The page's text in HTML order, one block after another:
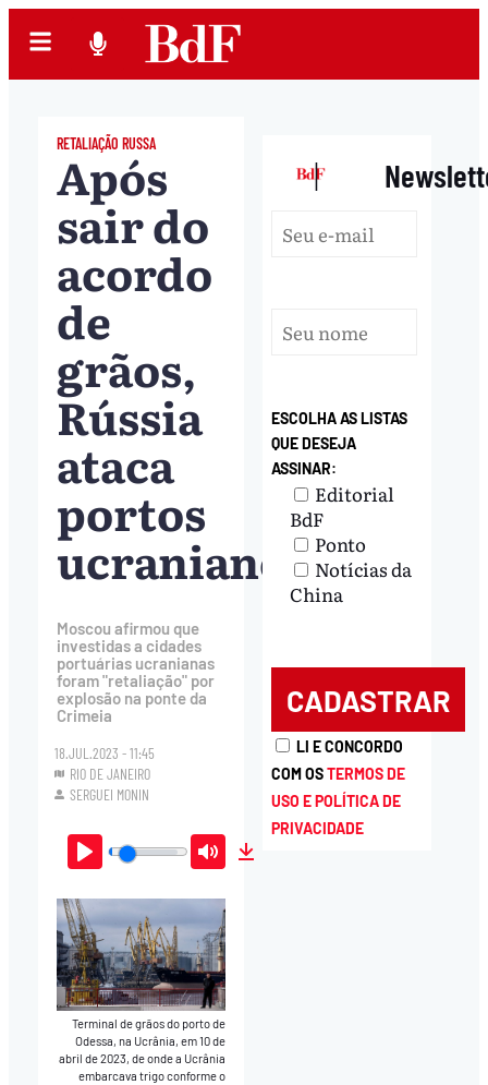
RETALIAÇÃO RUSSA
Após
sair do
acordo
de
grãos,
Rússia
ataca
portos
ucranianos
Moscou afirmou que
investidas a cidades
portuárias ucranianas
foram "retaliação" por
explosão na ponte da
Crimeia
18.JUL.2023 - 11:45
RIO DE JANEIRO
SERGUEI MONIN
Play Mute
Terminal de grãos do porto de
Odessa, na Ucrânia, em 10 de
abril de 2023, de onde a Ucrânia
embarcava trigo conforme o
|
ESCOLHA AS LISTAS
QUE DESEJA
ASSINAR:
Editorial
BdF
Ponto
Notícias da
China
LI E CONCORDO
COM OSTERMOS DE
USO E POLÍTICA DE
PRIVACIDADE